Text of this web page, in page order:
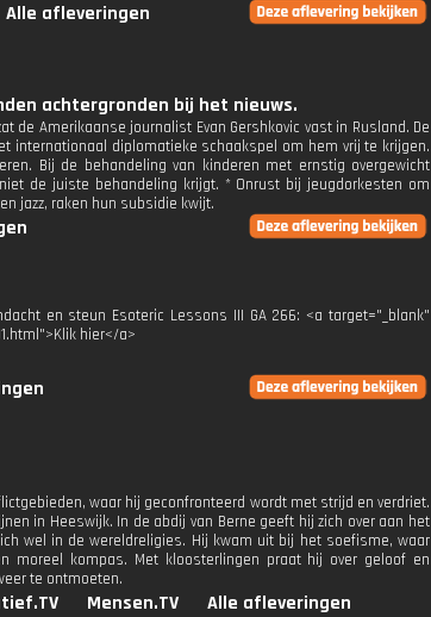
Alle afleveringen
achtergronden bij het nieuws.
de Amerikaanse journalist Evan Gershkovic vast in Rusland. De
internationaal diplomatieke schaakspel om hem vrij te krijgen.
Bij de behandeling van kinderen met ernstig overgewicht
de juiste behandeling krijgt. * Onrust bij jeugdorkesten om
jazz, raken hun subsidie kwijt.
en steun Esoteric Lessons III GA 266: <a target="_blank"
hier</a>
waar hij geconfronteerd wordt met strijd en verdriet.
in Heeswijk. In de abdij van Berne geeft hij zich over aan het
wel in de wereldreligies. Hij kwam uit bij het soefisme, waar
kompas. Met kloosterlingen praat hij over geloof en
te ontmoeten.
Mensen.TV Alle afleveringen